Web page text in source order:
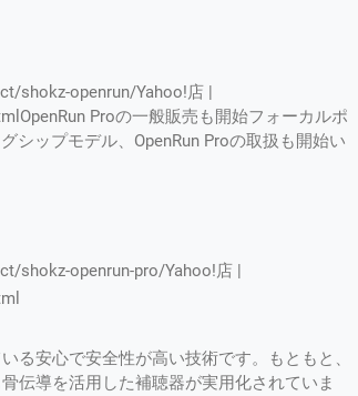
shokz-openrun/Yahoo!店 |
Proの一般販売も開始フォーカルポ
シップモデル、OpenRun Proの取扱も開始い
shokz-openrun-pro/Yahoo!店 |
る安心で安全性が高い技術です。もともと、
伝導を活用した補聴器が実用化されていま